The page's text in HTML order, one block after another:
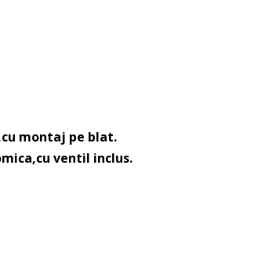
montaj pe blat.
ventil inclus.